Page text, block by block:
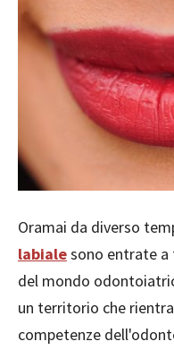
Oramai da diverso
labialesono entrate a
del mondo
un territorio che
competenze